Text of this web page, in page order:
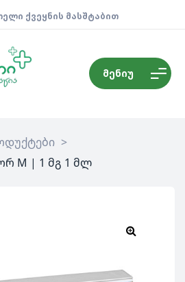
ქვეყნის მასშტაბით
მენიუ
>
M | 1 მგ 1 მლ